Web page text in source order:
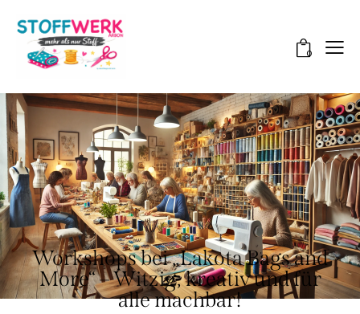
0
HINTER DEN KULISSEN
Workshops bei „Lakota Bags and
More“ – Witzig, kreativ und für
alle machbar!